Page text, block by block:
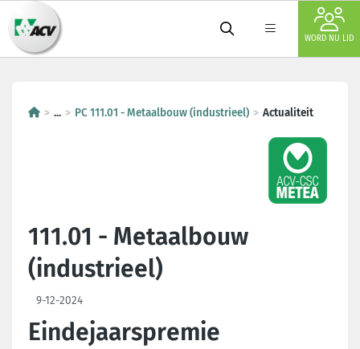
WORD NU LID
... PC 111.01 - Metaalbouw (industrieel) Actualiteit
111.01 - Metaalbouw
(industrieel)
9-12-2024
Eindejaarspremie